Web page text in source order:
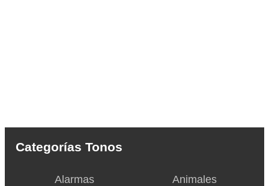
Categorías Tonos
Alarmas Animales